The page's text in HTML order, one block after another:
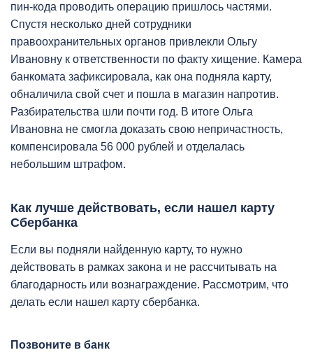
пин-кода проводить операцию пришлось частями.
Спустя несколько дней сотрудники
правоохранительных органов привлекли Ольгу
Ивановну к ответственности по факту хищение. Камера
банкомата зафиксировала, как она подняла карту,
обналичила свой счет и пошла в магазин напротив.
Разбирательства шли почти год. В итоге Ольга
Ивановна не смогла доказать свою непричастность,
компенсировала 56 000 рублей и отделалась
небольшим штрафом.
Как лучше действовать, если нашел карту
Сбербанка
Если вы подняли найденную карту, то нужно
действовать в рамках закона и не рассчитывать на
благодарность или вознаграждение. Рассмотрим, что
делать если нашел карту сбербанка.
Позвоните в банк